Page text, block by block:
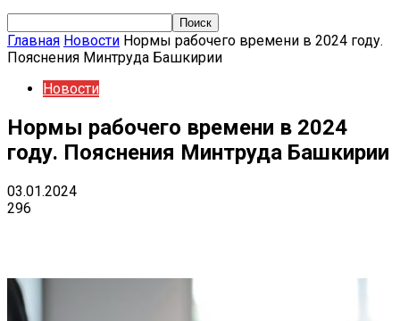
Главная Новости Нормы рабочего времени в 2024 году.
Пояснения Минтруда Башкирии
Новости
Нормы рабочего времени в 2024
году. Пояснения Минтруда Башкирии
03.01.2024
296